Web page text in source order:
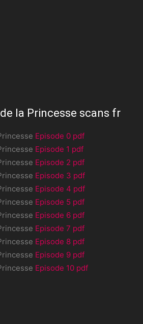
la Princesse scans fr
Episode 0 pdf
Episode 1 pdf
Episode 2 pdf
Episode 3 pdf
Episode 4 pdf
Episode 5 pdf
Episode 6 pdf
Episode 7 pdf
Episode 8 pdf
Episode 9 pdf
Episode 10 pdf